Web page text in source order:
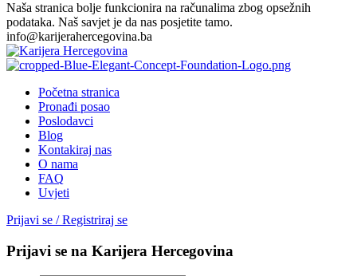
Naša stranica bolje funkcionira na računalima zbog opsežnih
podataka. Naš savjet je da nas posjetite tamo.
info@karijerahercegovina.ba
Početna stranica
Pronađi posao
Poslodavci
Blog
Kontakiraj nas
O nama
FAQ
Uvjeti
Prijavi se / Registriraj se
Prijavi se na Karijera Hercegovina